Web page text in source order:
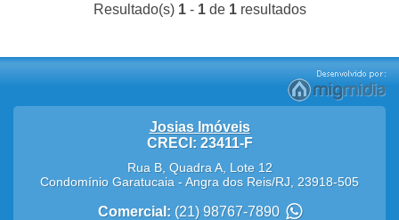
Resultado(s) 1- 1de 1resultados
Josias Imóveis
CRECI: 23411-F
Rua B, Quadra A, Lote 12
Condomínio Garatucaia -Angra dos Reis/RJ 23918-505
Comercial: (21) 98767-7890